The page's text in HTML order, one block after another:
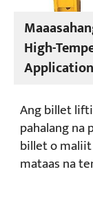
High-
Application
Ang billet
pahalang na
billet o
mataas na